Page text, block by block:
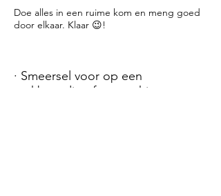
Doe alles in een ruime kom en meng goed
door elkaar. Klaar 😉!
· Smeersel voor op een
stokbroodje of scrocchi.